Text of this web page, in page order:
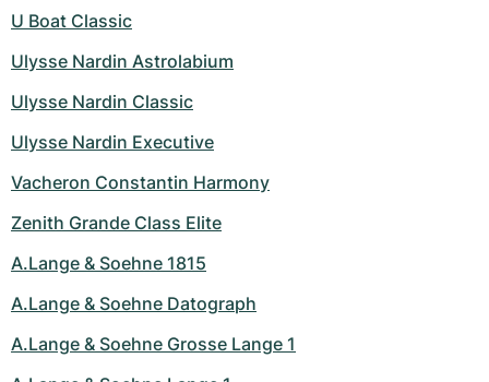
U Boat Classic
Ulysse Nardin Astrolabium
Ulysse Nardin Classic
Ulysse Nardin Executive
Vacheron Constantin Harmony
Zenith Grande Class Elite
A.Lange & Soehne 1815
A.Lange & Soehne Datograph
A.Lange & Soehne Grosse Lange 1